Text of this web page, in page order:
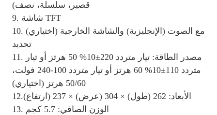
قصير، سلسلة، نصف)
9. شاشة TFT
10. مع الصوت (الإنجليزية) والشاشة الخارجية (اختياري)
تحديد
11. مصدر الطاقة: تيار متردد 220±10% 50 هرتز أو تيار
متردد 110±10% 60 هرتز أو تيار متردد 100-240 فولت،
50/60 هرتز (اختياري)
12.الأبعاد: 262 (طول) × 304 (عرض) × 237 (ارتفاع)
13. الوزن الصافي: 5.7 كجم